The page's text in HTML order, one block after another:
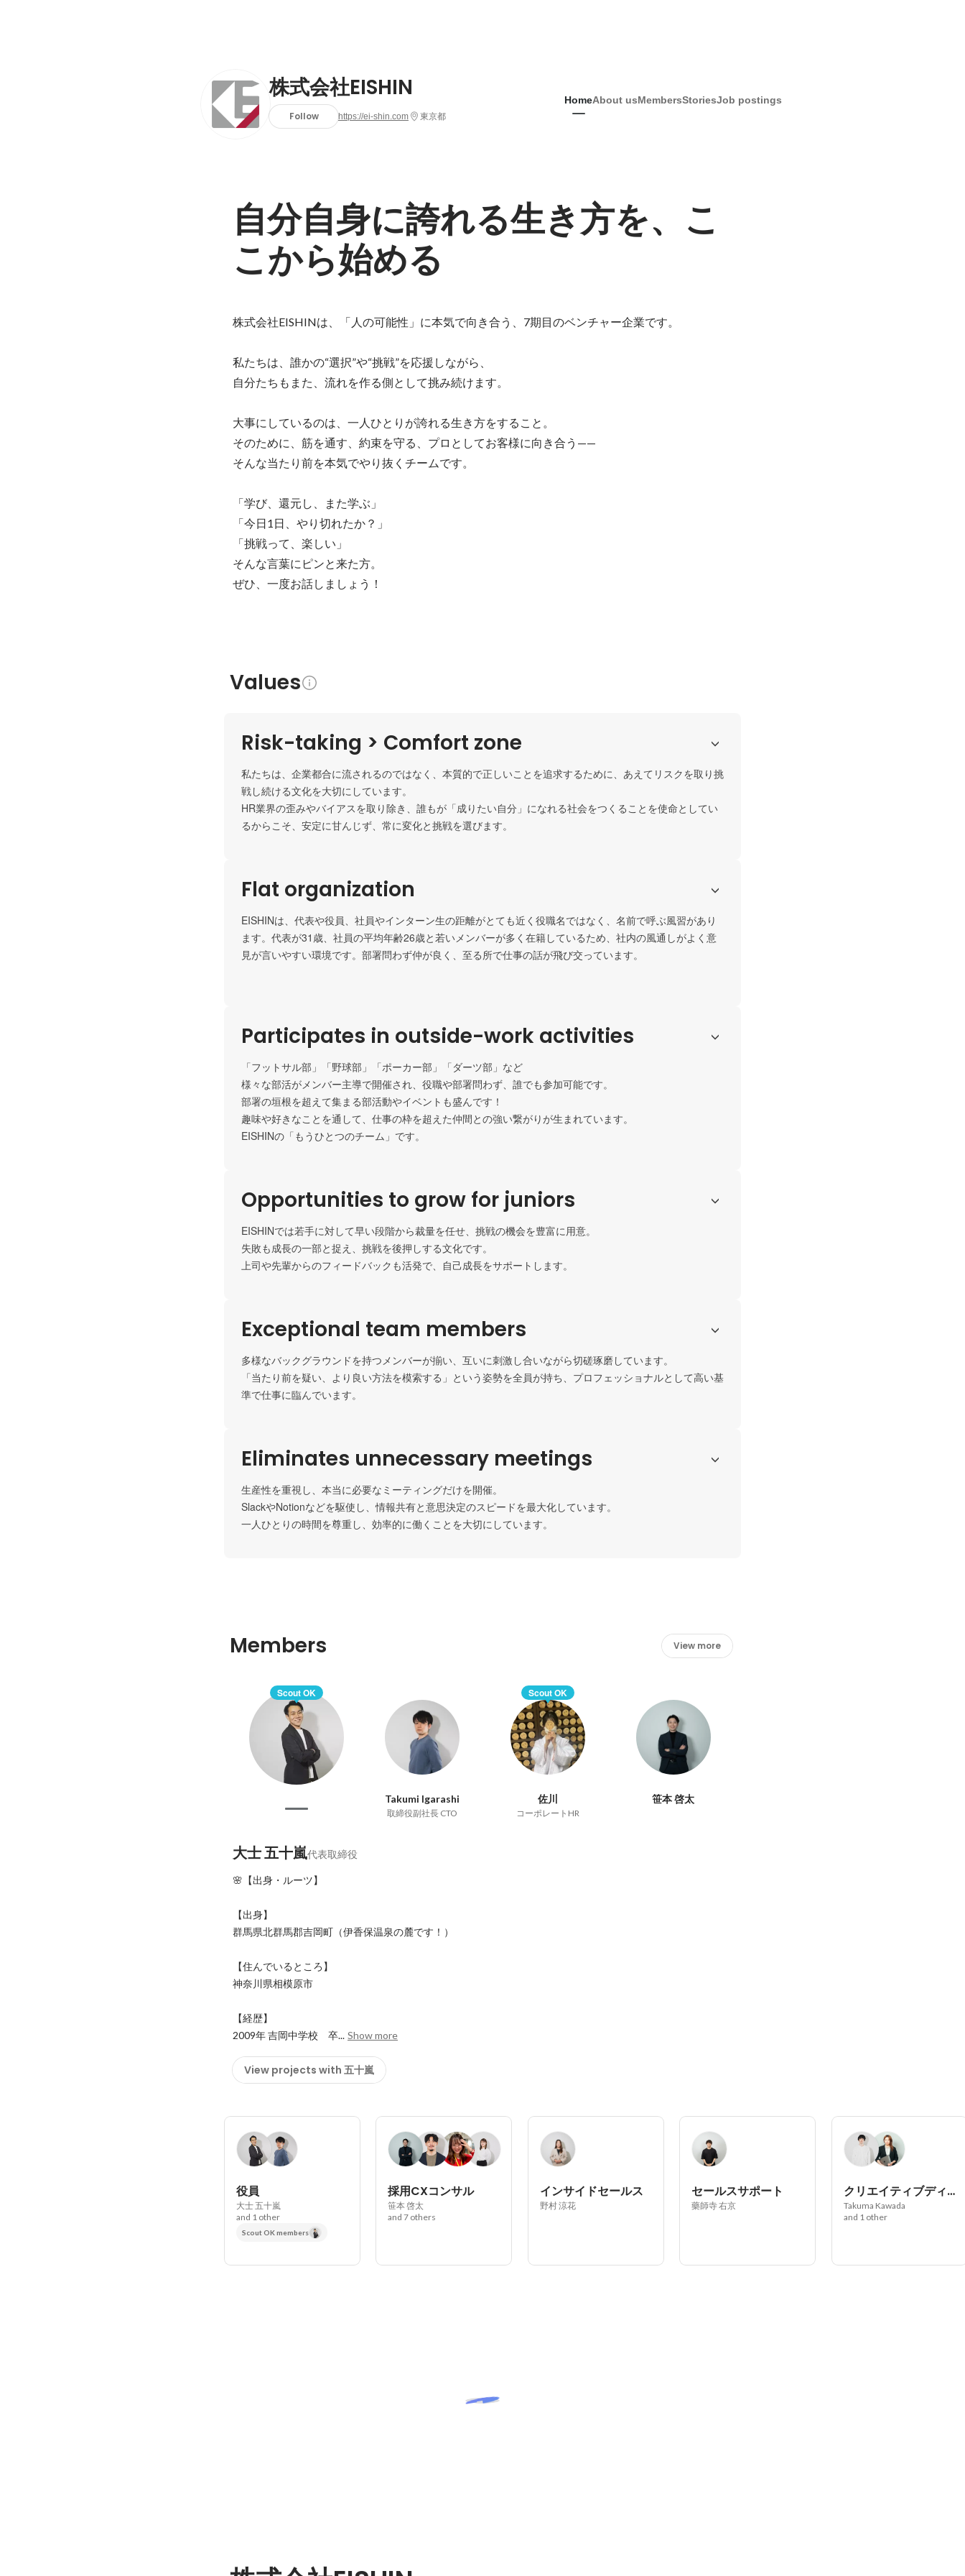
株式会社EISHIN
Follow https://ei-shin.com 東京都
HomeAbout usMembersStoriesJob postings
自分自身に誇れる生き方を、こ
こから始める
株式会社EISHINは、「人の可能性」に本気で向き合う、7期目のベンチャー企業です。
私たちは、誰かの“選択”や“挑戦”を応援しながら、
自分たちもまた、流れを作る側として挑み続けます。
大事にしているのは、一人ひとりが誇れる生き方をすること。
そのために、筋を通す、約束を守る、プロとしてお客様に向き合う——
そんな当たり前を本気でやり抜くチームです。
「学び、還元し、また学ぶ」
「今日1日、やり切れたか？」
「挑戦って、楽しい」
そんな言葉にピンと来た方。
ぜひ、一度お話しましょう！
Values
Risk-taking > Comfort zone
私たちは、企業都合に流されるのではなく、本質的で正しいことを追求するために、あえてリスクを取り挑
戦し続ける文化を大切にしています。
HR業界の歪みやバイアスを取り除き、誰もが「成りたい自分」になれる社会をつくることを使命としてい
るからこそ、安定に甘んじず、常に変化と挑戦を選びます。
Flat organization
EISHINは、代表や役員、社員やインターン生の距離がとても近く役職名ではなく、名前で呼ぶ風習があり
ます。代表が31歳、社員の平均年齢26歳と若いメンバーが多く在籍しているため、社内の風通しがよく意
見が言いやすい環境です。部署問わず仲が良く、至る所で仕事の話が飛び交っています。
Participates in outside-work activities
「フットサル部」「野球部」「ポーカー部」「ダーツ部」など
様々な部活がメンバー主導で開催され、役職や部署問わず、誰でも参加可能です。
部署の垣根を超えて集まる部活動やイベントも盛んです！
趣味や好きなことを通して、仕事の枠を超えた仲間との強い繋がりが生まれています。
EISHINの「もうひとつのチーム」です。
Opportunities to grow for juniors
EISHINでは若手に対して早い段階から裁量を任せ、挑戦の機会を豊富に用意。
失敗も成長の一部と捉え、挑戦を後押しする文化です。
上司や先輩からのフィードバックも活発で、自己成長をサポートします。
Exceptional team members
多様なバックグラウンドを持つメンバーが揃い、互いに刺激し合いながら切磋琢磨しています。
「当たり前を疑い、より良い方法を模索する」という姿勢を全員が持ち、プロフェッショナルとして高い基
準で仕事に臨んでいます。
Eliminates unnecessary meetings
生産性を重視し、本当に必要なミーティングだけを開催。
SlackやNotionなどを駆使し、情報共有と意思決定のスピードを最大化しています。
一人ひとりの時間を尊重し、効率的に働くことを大切にしています。
Members View more
Scout OK
Takumi Igarashi
取締役副社長 CTO
Scout OK
佐川
コーポレートHR
笹本 啓太
大士 五十嵐代表取締役
🌸【出身・ルーツ】
【出身】
群馬県北群馬郡吉岡町（伊香保温泉の麓です！）
【住んでいるところ】
神奈川県相模原市
【経歴】
2009年 吉岡中学校　卒... Show more
View projects with 五十嵐
役員
大士 五十嵐
and 1 other
Scout OK members
採用CXコンサル
笹本 啓太
and 7 others
インサイドセールス
野村 涼花
セールスサポート
藥師寺 右京
クリエイティブディレクター
Takuma Kawada
and 1 other